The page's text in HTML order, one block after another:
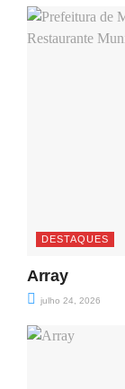
DESTAQUES
Array
julho 24, 2026